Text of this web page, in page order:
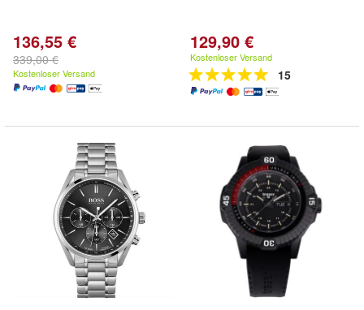
136,55 €
339,00 €
Kostenloser Versand
129,90 €
Kostenloser Versand
15